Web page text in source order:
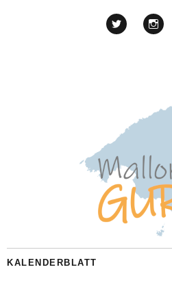
KALENDERBLATT